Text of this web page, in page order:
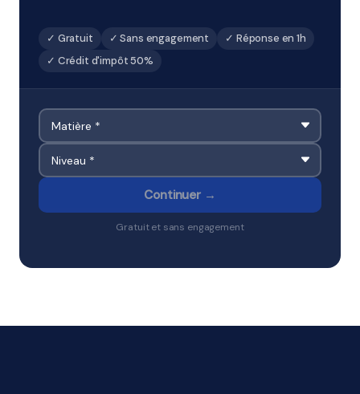
✓ Gratuit ✓ Sans engagement
✓ Réponse en 1h
✓ Crédit d'impôt 50%
Continuer →
Gratuit et sans engagement